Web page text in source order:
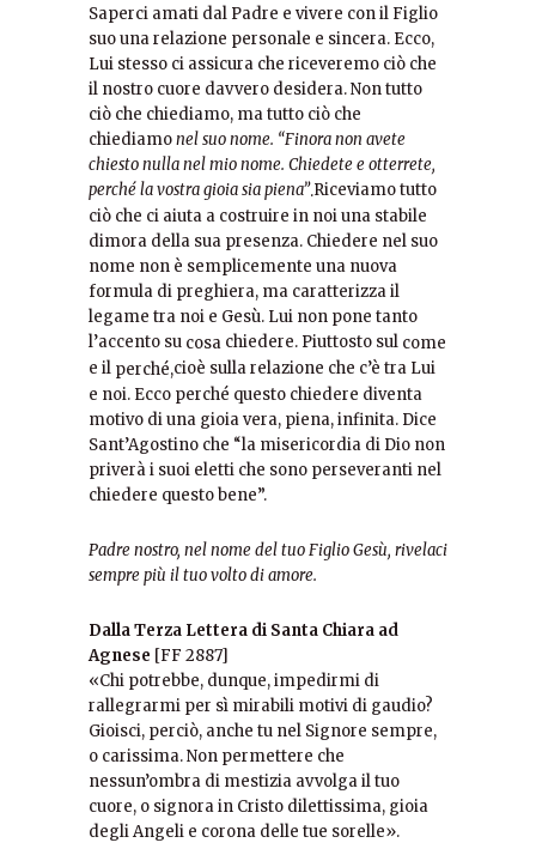
Saperci amati dal Padre e vivere con il Figlio
suo una relazione personale e sincera. Ecco,
Lui stesso ci assicura che riceveremo ciò che
il nostro cuore davvero desidera. Non tutto
ciò che chiediamo, ma tutto ciò che
chiediamonel suo nome. “Finora non avete
chiesto nulla nel mio nome. Chiedete e otterrete,
perché la vostra gioia sia piena”.Riceviamo tutto
ciò che ci aiuta a costruire in noi una stabile
dimora della sua presenza. Chiedere nel suo
nome non è semplicemente una nuova
formula di preghiera, ma caratterizza il
legame tra noi e Gesù. Lui non pone tanto
l’accento su cosa chiedere. Piuttosto sul come
e il perché,cioè sulla relazione che c’è tra Lui
e noi. Ecco perché questo chiedere diventa
motivo di una gioia vera, piena, infinita. Dice
Sant’Agostino che “la misericordia di Dio non
priverà i suoi eletti che sono perseveranti nel
chiedere questo bene”.
Padre nostro, nel nome del tuo Figlio Gesù, rivelaci
sempre più il tuo volto di amore.
Dalla Terza Lettera di Santa Chiara ad
Agnese [FF 2887]
«Chi potrebbe, dunque, impedirmi di
rallegrarmi per sì mirabili motivi di gaudio?
Gioisci, perciò, anche tu nel Signore sempre,
o carissima. Non permettere che
nessun’ombra di mestizia avvolga il tuo
cuore, o signora in Cristo dilettissima, gioia
degli Angeli e corona delle tue sorelle».